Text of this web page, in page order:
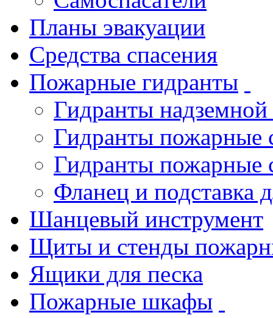
Планы эвакуации
Средства спасения
Пожарные гидранты
Гидранты
Гидранты пожарные
Гидранты пожарные
Фланец и подставка
Шанцевый инструмент
Щиты и стенды
Ящики для песка
Пожарные шкафы